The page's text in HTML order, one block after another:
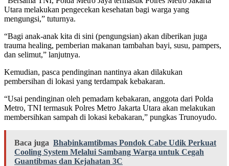
Utara melakukan pengecekan kesehatan bagi warga yang
mengungsi,” tuturnya.
“Bagi anak-anak kita di sini (pengungsian) akan diberikan juga
trauma healing, pemberian makanan tambahan bayi, susu, pampers,
dan selimut,” lanjutnya.
Kemudian, pasca pendinginan nantinya akan dilakukan
pembersihan di lokasi yang terdampak kebakaran.
“Usai pendinginan oleh pemadam kebakaran, anggota dari Polda
Metro, TNI termasuk Polres Metro Jakarta Utara akan melakukan
membersihkan sampah di lokasi kebakaran,” pungkas Trunoyudo.
Baca juga Bhabinkamtibmas Pondok Cabe Udik Perkuat
Cooling System Melalui Sambang Warga untuk Cegah
Guantibmas dan Kejahatan 3C